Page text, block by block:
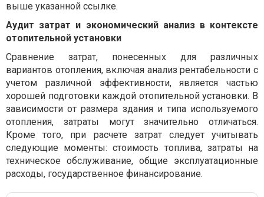
выше указанной ссылке.
Аудит затрат и экономический анализ в контексте
отопительной установки
Сравнение затрат, понесенных для различных
вариантов отопления, включая анализ рентабельности с
учетом различной эффективности, является частью
хорошей подготовки каждой отопительной установки. В
зависимости от размера здания и типа используемого
отопления, затраты могут значительно отличаться.
Кроме того, при расчете затрат следует учитывать
следующие моменты: стоимость топлива, затраты на
техническое обслуживание, общие эксплуатационные
расходы, государственное финансирование.